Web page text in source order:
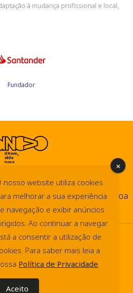
à mudança profissional e local,
Fundador
do Lumiar, 44 1600-546 Lisboa
© dNovo 2026
Press Kit
de Cookies
nosso website utiliza cookies
melhorar a sua experiência
navegação e exibir anúncios
Ao continuar a navegar
a consentir a utilização de
Para saber mais leia a
Política de Privacidade.
Aceito